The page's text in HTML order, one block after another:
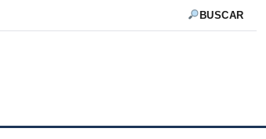
BUSCAR